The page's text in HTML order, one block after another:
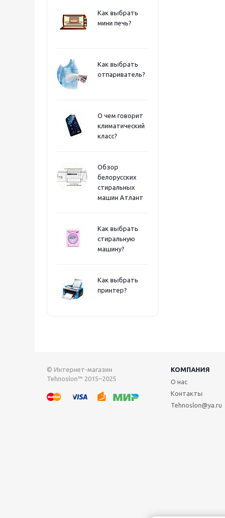
Как выбрать
мини печь?
Как выбрать
отпариватель?
О чем говорит
климатический
класс?
Обзор
белорусских
стиральных
машин Атлант
Как выбрать
стиральную
машину?
Как выбрать
принтер?
© Интернет-магазин
Tehnoslon™ 2015–2025
КОМПАНИЯ
О нас
Контакты
Tehnoslon@ya.ru